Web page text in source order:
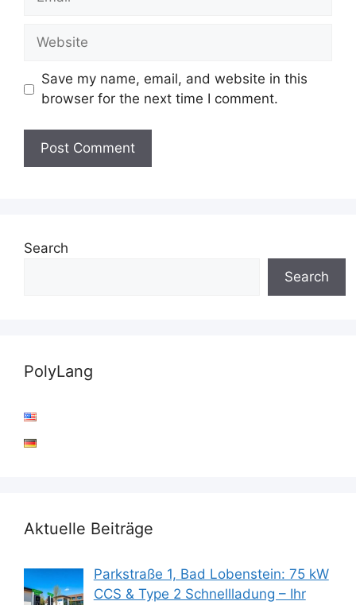
Website
Save my name, email, and website in this
browser for the next time I comment.
Search
Search
PolyLang
Aktuelle Beiträge
Parkstraße 1, Bad Lobenstein: 75 kW
CCS & Type 2 Schnellladung – Ihr